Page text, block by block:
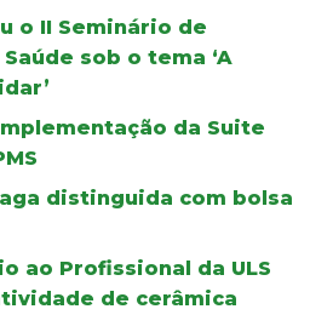
o II Seminário de
sob o tema ‘A
da Suite
distinguida com bolsa
ao Profissional da ULS
de cerâmica